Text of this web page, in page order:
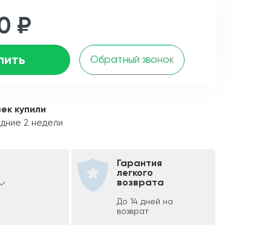
₽
Обратный звонок
купили
2 недели
Гарантия
легкого
возврата
До 14 дней на
возврат